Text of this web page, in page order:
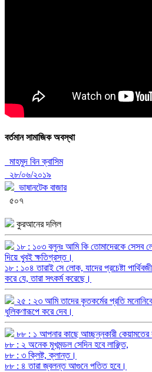
বর্তমান সামাজিক অবস্থা
মাহমুদ বিন ক্বাসিম
২৮/০৬/২০১৯
ভাষানটেক বাজার
৫০৭
কুরআনের দলিল
১৮ : ১০৩ বলুনঃ আমি কি তোমাদেরকে সেসব
দিয়ে খুবই ক্ষতিগ্রস্ত।
১৮ : ১০৪ তারাই সে লোক, যাদের প্রচেষ্টা
করে যে, তারা সৎকর্ম করেছে।
২৫ : ২৩ আমি তাদের কৃতকর্মের প্রতি
ধুলিকণারূপে করে দেব।
৮৮ : ১ আপনার কাছে আচ্ছন্নকারী
৮৮ : ২ অনেক মুখমন্ডল সেদিন হবে লাঞ্ছিত,
৮৮ : ৩ ক্লিষ্ট, ক্লান্ত।
৮৮ : ৪ তারা জ্বলন্ত আগুনে পতিত হবে।